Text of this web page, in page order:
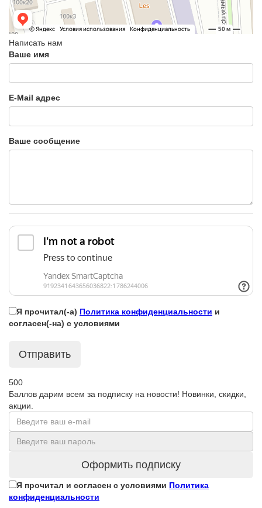
Написать нам
Ваше имя
E-Mail адрес
Ваше сообщение
Я прочитал(-а) Политика конфиденциальности и
согласен(-на) с условиями
Отправить
500
Баллов дарим всем за подписку на новости! Новинки, скидки,
акции.
Оформить подписку
Я прочитал и согласен с условиями Политика
конфиденциальности